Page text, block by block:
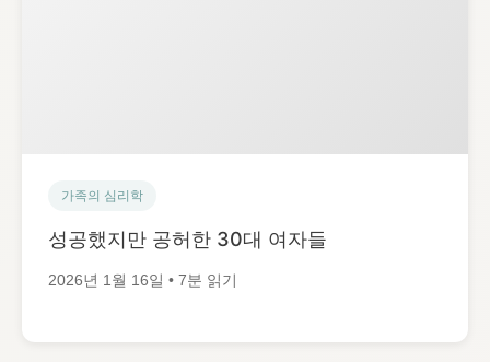
가족의 심리학
성공했지만 공허한 30대 여자들
2026년 1월 16일 • 7분 읽기